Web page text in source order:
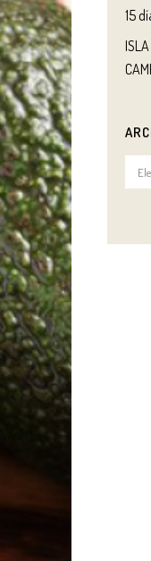
15